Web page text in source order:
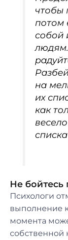
чтобы
потом
собой
на
их
как
Не бойтесь
Психологи
выполнение
момента
собственной